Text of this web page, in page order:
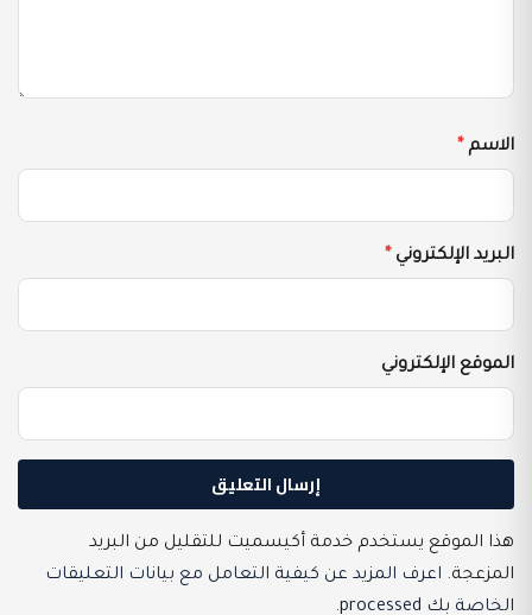
الاسم *
البريد الإلكتروني *
الموقع الإلكتروني
هذا الموقع يستخدم خدمة أكيسميت للتقليل من البريد
المزعجة. اعرف المزيد عن كيفية التعامل مع بيانات التعليقات
الخاصة بك processed
.